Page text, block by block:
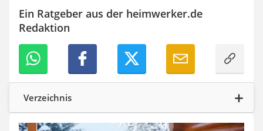
Reizstromgerät
Infrarot-Thermometer
GPS-Tracker
Heizkissen
Digitale Zeitschaltuhr
Paketbriefkasten
Fensterkontaktschalter
Hygrometer
LED-Baustrahler
Ein Ratgeber aus der heimwerker.de
Redaktion
Verzeichnis